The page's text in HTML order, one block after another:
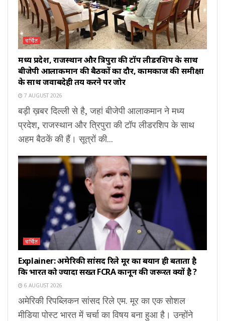
चर्चित
मध्य प्रदेश, राजस्थान और त्रिपुरा की टॉप लीडरशिप के साथ
बीजेपी आलाकमान की बैठकों का दौर, कामकाज की समीक्षा
के साथ जवाबदेही तय करने पर जोर
7 AUGUST 2026
बड़ी ख़बर दिल्ली से है, जहां बीजेपी आलाकमान ने मध्य
प्रदेश, राजस्थान और त्रिपुरा की टॉप लीडरशिप के साथ
अहम बैठकें की हैं। सूत्रों की...
चर्चित
Explainer: अमेरिकी सांसद रिले मूर का बयान ही बताता है
कि भारत को ज्यादा सख्त FCRA कानून की जरूरत क्यों है ?
6 AUGUST 2026
अमेरिकी रिपब्लिकन सांसद रिले एम. मूर का एक सोशल
मीडिया पोस्ट भारत में चर्चा का विषय बना हुआ है। उन्होंने